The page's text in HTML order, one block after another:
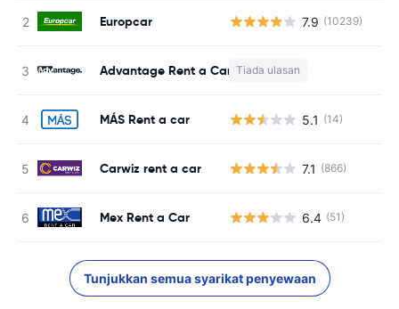
Europcar 7.9 (10239)
Advantage Rent a Car Tiada ulasan
MÁS Rent a car 5.1 (14)
Carwiz rent a car 7.1 (866)
Mex Rent a Car 6.4 (51)
Tunjukkan semua syarikat penyewaan